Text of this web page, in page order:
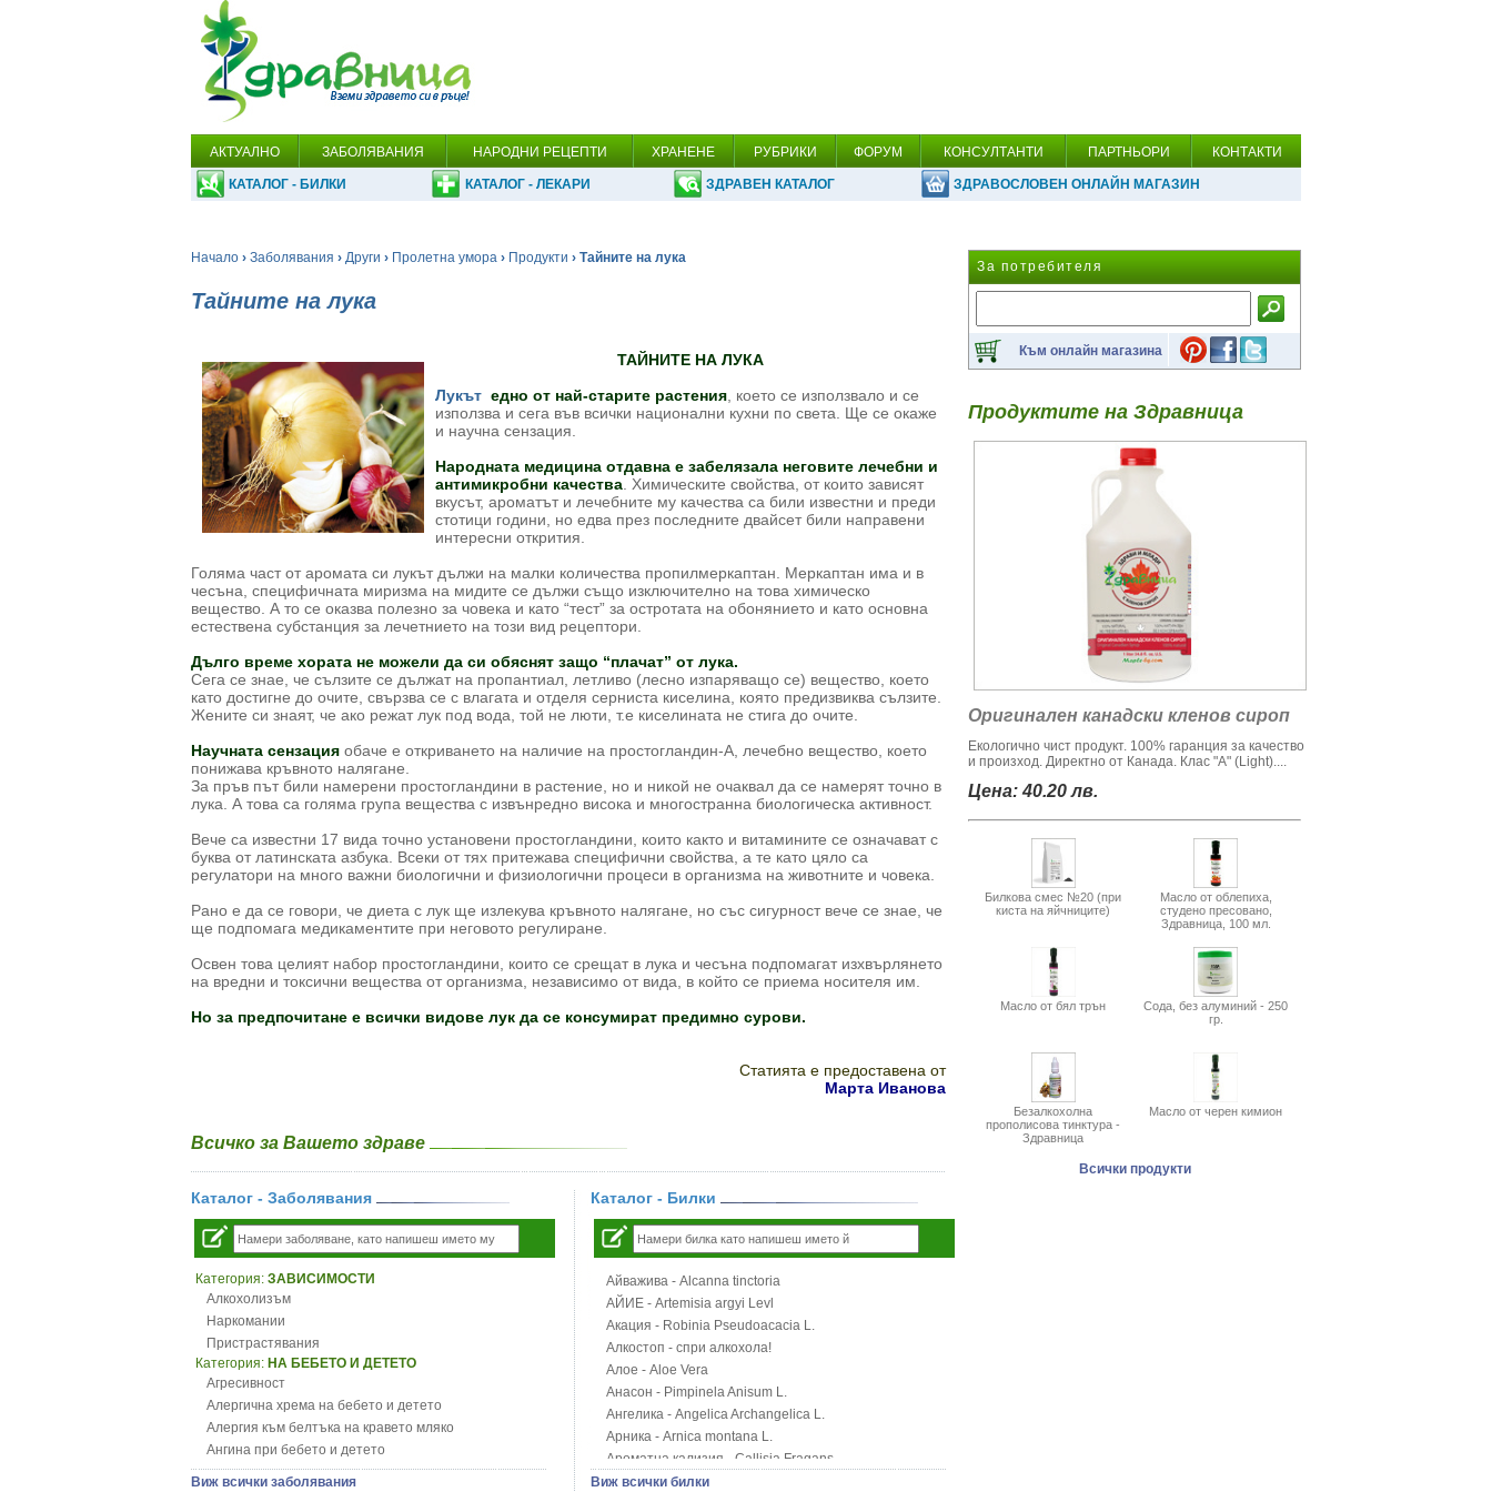
АКТУАЛНО ЗАБОЛЯВАНИЯ НАРОДНИ РЕЦЕПТИ ХРАНЕНЕ РУБРИКИ ФОРУМ КОНСУЛТАНТИ ПАРТНЬОРИ КОНТАКТИ
КАТАЛОГ - БИЛКИ КАТАЛОГ - ЛЕКАРИ ЗДРАВЕН КАТАЛОГ ЗДРАВОСЛОВЕН ОНЛАЙН МАГАЗИН
Начало › Заболявания › Други › Пролетна умора › Продукти › Тайните на лука
Тайните на лука
ТАЙНИТЕ НА ЛУКА
Лукът едно от най-старите растения , което се използвало и се
използва и сега във всички национални кухни по света. Ще се окаже
и научна сензация.
Народната медицина отдавна е забелязала неговите лечебни и
антимикробни качества . Химическите свойства, от които зависят
вкусът, ароматът и лечебните му качества са били известни и преди
стотици години, но едва през последните двайсет били направени
интересни открития.
Голяма част от аромата си лукът дължи на малки количества пропилмеркаптан. Меркаптан има и в
чесъна, специфичната миризма на мидите се дължи също изключително на това химическо
вещество. А то се оказва полезно за човека и като “тест” за остротата на обонянието и като основна
естествена субстанция за лечетнието на този вид рецептори.
Дълго време хората не можели да си обяснят защо “плачат” от лука.
Сега се знае, че сълзите се дължат на пропантиал, летливо (лесно изпаряващо се) вещество, което
като достигне до очите, свързва се с влагата и отделя серниста киселина, която предизвиква сълзите.
Жените си знаят, че ако режат лук под вода, той не люти, т.е киселината не стига до очите.
Научната сензация обаче е откриването на наличие на простогландин-А, лечебно вещество, което
понижава кръвното налягане.
За пръв път били намерени простогландини в растение, но и никой не очаквал да се намерят точно в
лука. А това са голяма група вещества с извънредно висока и многостранна биологическа активност.
Вече са известни 17 вида точно установени простогландини, които както и витамините се означават с
буква от латинската азбука. Всеки от тях притежава специфични свойства, а те като цяло са
регулатори на много важни биологични и физиологични процеси в организма на животните и човека.
Рано е да се говори, че диета с лук ще излекува кръвното налягане, но със сигурност вече се знае, че
ще подпомага медикаментите при неговото регулиране.
Освен това целият набор простогландини, които се срещат в лука и чесъна подпомагат изхвърлянето
на вредни и токсични вещества от организма, независимо от вида, в който се приема носителя им.
Но за предпочитане е всички видове лук да се консумират предимно сурови.
Статията е предоставена от
Марта Иванова
Всичко за Вашето здраве
Каталог - Заболявания
Категория: ЗАВИСИМОСТИ
Алкохолизъм
Наркомании
Пристрастявания
Категория: НА БЕБЕТО И ДЕТЕТО
Агресивност
Алергична хрема на бебето и детето
Алергия към белтъка на кравето мляко
Ангина при бебето и детето
Анемия при бебето и детето
Виж всички заболявания
Каталог - Билки
Айважива - Alcanna tinctoria
АЙИЕ - Artemisia argyi Levl
Акация - Robinia Pseudoacacia L.
Алкостоп - спри алкохола!
Алое - Aloe Vera
Анасон - Pimpinela Anisum L.
Ангелика - Angelica Archangelica L.
Арника - Arnica montana L.
Ароматна кализия - Callisia Fragans
Арония - Sorbus melanocorpa
Виж всички билки
За потребителя
Към онлайн магазина
Продуктите на Здравница
Оригинален канадски кленов сироп
Екологично чист продукт. 100% гаранция за качество
и произход. Директно от Канада. Клас "А" (Light)....
Цена: 40.20 лв.
Билкова смес №20 (при
киста на яйчниците)
Масло от облепиха,
студено пресовано,
Здравница, 100 мл.
Масло от бял трън
Сода, без алуминий - 250
гр.
Безалкохолна
прополисова тинктура -
Здравница
Масло от черен кимион
Всички продукти